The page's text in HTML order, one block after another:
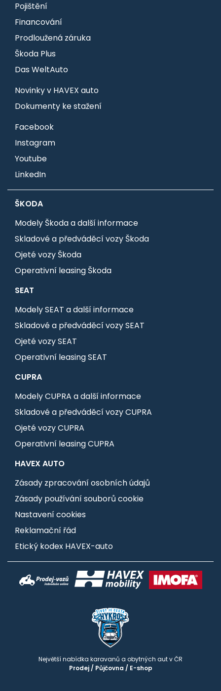
Pojištění
Financování
Prodloužená záruka
Škoda Plus
Das WeltAuto
Novinky v HAVEX auto
Dokumenty ke stažení
Facebook
Instagram
Youtube
LinkedIn
ŠKODA
Modely Škoda a další informace
Skladové a předváděcí vozy Škoda
Ojeté vozy Škoda
Operativní leasing Škoda
SEAT
Modely SEAT a další informace
Skladové a předváděcí vozy SEAT
Ojeté vozy SEAT
Operativní leasing SEAT
CUPRA
Modely CUPRA a další informace
Skladové a předváděcí vozy CUPRA
Ojeté vozy CUPRA
Operativní leasing CUPRA
HAVEX AUTO
Zásady zpracování osobních údajů
Zásady používání souborů cookie
Nastavení cookies
Reklamační řád
Etický kodex HAVEX-auto
Největší nabídka karavanů a obytných aut v ČR
Prodej/ Půjčovna / E-shop